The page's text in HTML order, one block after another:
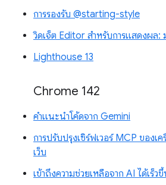
การรองรับ @starting-style
วิดเจ็ต Editor สำหรับการแสดงผล:
Lighthouse 13
Chrome 142
คำแนะนำโค้ดจาก Gemini
การปรับปรุงเซิร์ฟเวอร์ MCP ของ
เว็บ
เข้าถึงความช่วยเหลือจาก AI ได้เร็ว